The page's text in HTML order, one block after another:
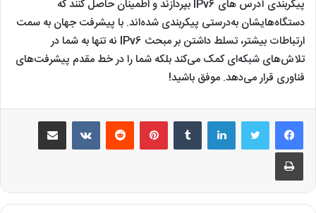
لینکدین ‫تامبلر ‫پین‌ترست‫رددیت ‫VKontakte
چاپ